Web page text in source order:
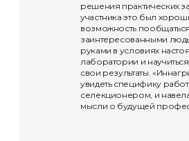
решения практических
участника это был
возможность
заинтересованными
руками в условиях
лаборатории и
свои результаты.
увидеть специфику
селекционером, и
мысли о будущей